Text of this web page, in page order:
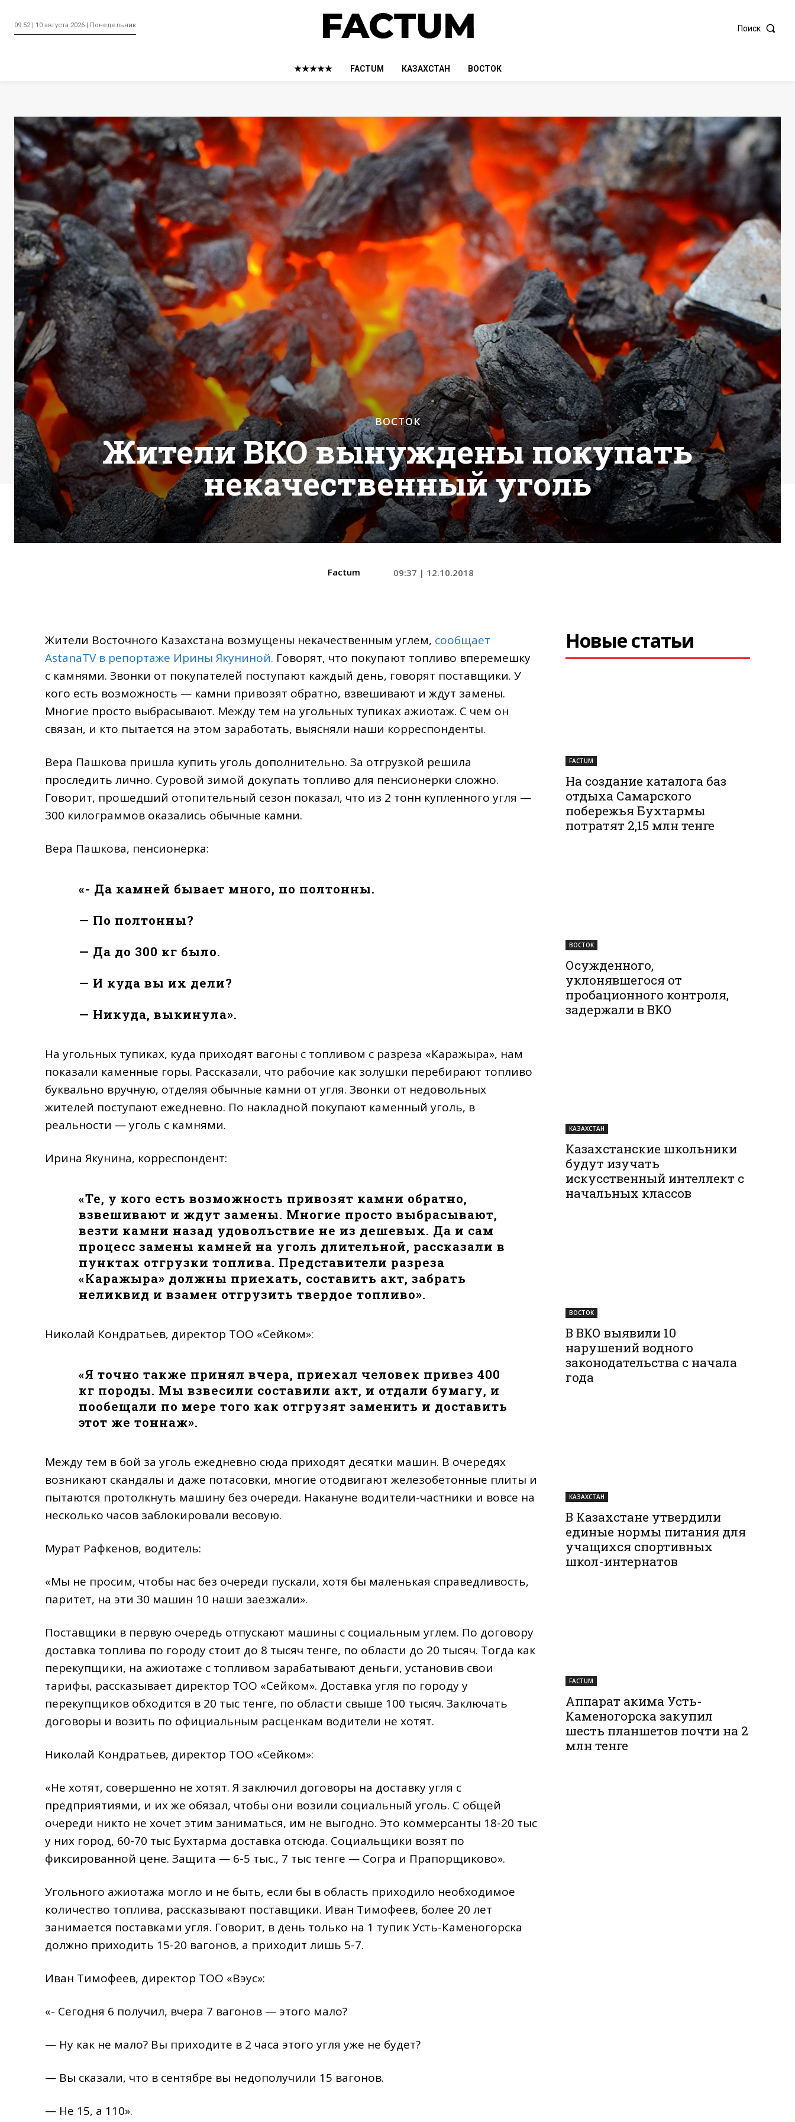
09:52 | 10 августа 2026 | Понедельник Поиск
★★★★★ FACTUM КАЗАХСТАН ВОСТОК
ВОСТОК
Жители ВКО вынуждены покупать
некачественный уголь
Factum 09:37 | 12.10.2018
Жители Восточного Казахстана возмущены некачественным углем, сообщает
AstanaTV в репортаже Ирины Якуниной. Говорят, что покупают топливо вперемешку
с камнями. Звонки от покупателей поступают каждый день, говорят поставщики. У
кого есть возможность — камни привозят обратно, взвешивают и ждут замены.
Многие просто выбрасывают. Между тем на угольных тупиках ажиотаж. С чем он
связан, и кто пытается на этом заработать, выясняли наши корреспонденты.
Вера Пашкова пришла купить уголь дополнительно. За отгрузкой решила
проследить лично. Суровой зимой докупать топливо для пенсионерки сложно.
Говорит, прошедший отопительный сезон показал, что из 2 тонн купленного угля —
300 килограммов оказались обычные камни.
Вера Пашкова, пенсионерка:
«- Да камней бывает много, по полтонны.
— По полтонны?
— Да до 300 кг было.
— И куда вы их дели?
— Никуда, выкинула».
На угольных тупиках, куда приходят вагоны с топливом с разреза «Каражыра», нам
показали каменные горы. Рассказали, что рабочие как золушки перебирают топливо
буквально вручную, отделяя обычные камни от угля. Звонки от недовольных
жителей поступают ежедневно. По накладной покупают каменный уголь, в
реальности — уголь с камнями.
Ирина Якунина, корреспондент:
«Те, у кого есть возможность привозят камни обратно,
взвешивают и ждут замены. Многие просто выбрасывают,
везти камни назад удовольствие не из дешевых. Да и сам
процесс замены камней на уголь длительной, рассказали в
пунктах отгрузки топлива. Представители разреза
«Каражыра» должны приехать, составить акт, забрать
неликвид и взамен отгрузить твердое топливо».
Николай Кондратьев, директор ТОО «Сейком»:
«Я точно также принял вчера, приехал человек привез 400
кг породы. Мы взвесили составили акт, и отдали бумагу, и
пообещали по мере того как отгрузят заменить и доставить
этот же тоннаж».
Между тем в бой за уголь ежедневно сюда приходят десятки машин. В очередях
возникают скандалы и даже потасовки, многие отодвигают железобетонные плиты и
пытаются протолкнуть машину без очереди. Накануне водители-частники и вовсе на
несколько часов заблокировали весовую.
Мурат Рафкенов, водитель:
«Мы не просим, чтобы нас без очереди пускали, хотя бы маленькая справедливость,
паритет, на эти 30 машин 10 наши заезжали».
Поставщики в первую очередь отпускают машины с социальным углем. По договору
доставка топлива по городу стоит до 8 тысяч тенге, по области до 20 тысяч. Тогда как
перекупщики, на ажиотаже с топливом зарабатывают деньги, установив свои
тарифы, рассказывает директор ТОО «Сейком». Доставка угля по городу у
перекупщиков обходится в 20 тыс тенге, по области свыше 100 тысяч. Заключать
договоры и возить по официальным расценкам водители не хотят.
Николай Кондратьев, директор ТОО «Сейком»:
«Не хотят, совершенно не хотят. Я заключил договоры на доставку угля с
предприятиями, и их же обязал, чтобы они возили социальный уголь. С общей
очереди никто не хочет этим заниматься, им не выгодно. Это коммерсанты 18-20 тыс
у них город, 60-70 тыс Бухтарма доставка отсюда. Социальщики возят по
фиксированной цене. Защита — 6-5 тыс., 7 тыс тенге — Согра и Прапорщиково».
Угольного ажиотажа могло и не быть, если бы в область приходило необходимое
количество топлива, рассказывают поставщики. Иван Тимофеев, более 20 лет
занимается поставками угля. Говорит, в день только на 1 тупик Усть-Каменогорска
должно приходить 15-20 вагонов, а приходит лишь 5-7.
Иван Тимофеев, директор ТОО «Вэус»:
«- Сегодня 6 получил, вчера 7 вагонов — этого мало?
— Ну как не мало? Вы приходите в 2 часа этого угля уже не будет?
— Вы сказали, что в сентябре вы недополучили 15 вагонов.
— Не 15, а 110».
Новые статьи
FACTUM
На создание каталога баз
отдыха Самарского
побережья Бухтармы
потратят 2,15 млн тенге
ВОСТОК
Осужденного,
уклонявшегося от
пробационного контроля,
задержали в ВКО
КАЗАХСТАН
Казахстанские школьники
будут изучать
искусственный интеллект с
начальных классов
ВОСТОК
В ВКО выявили 10
нарушений водного
законодательства с начала
года
КАЗАХСТАН
В Казахстане утвердили
единые нормы питания для
учащихся спортивных
школ-интернатов
FACTUM
Аппарат акима Усть-
Каменогорска закупил
шесть планшетов почти на 2
млн тенге